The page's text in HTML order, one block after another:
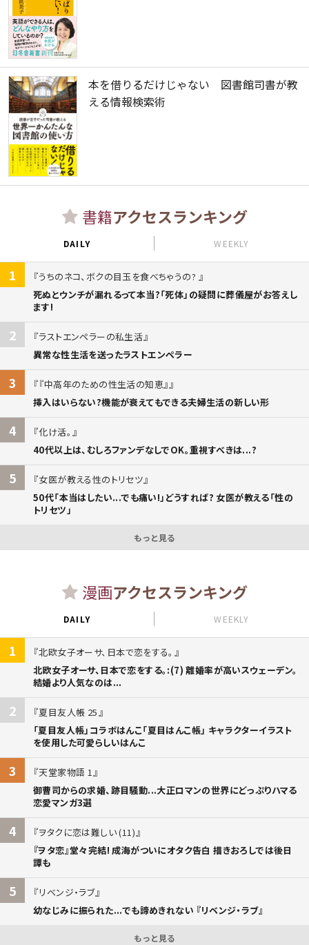
本を借りるだけじゃない 図書館司書が教
える情報検索術
書籍アクセスランキング
DAILY WEEKLY
1
うちのネコ、ボクの目玉を食べちゃうの?
死ぬとウンチが漏れるって本当?「死体」の疑問に葬儀屋がお答えし
ます!
2
ラストエンペラーの私生活
異常な性生活を送ったラストエンペラー
3
『中高年のための性生活の知恵』
挿入はいらない?機能が衰えてもできる夫婦生活の新しい形
4
化け活。
40代以上は、むしろファンデなしでOK。重視すべきは...?
5
女医が教える性のトリセツ
50代「本当はしたい...でも痛い!」どうすれば? 女医が教える「性の
トリセツ」
もっと見る
漫画アクセスランキング
DAILY WEEKLY
1
北欧女子オーサ、日本で恋をする。
北欧女子オーサ、日本で恋をする。:(7) 離婚率が高いスウェーデン。
結婚より人気なのは...
2
夏目友人帳 25
「夏目友人帳」コラボはんこ「夏目はんこ帳」 キャラクターイラスト
を使用した可愛らしいはんこ
3
天堂家物語 1
御曹司からの求婚、跡目騒動...大正ロマンの世界にどっぷりハマる
恋愛マンガ3選
4
ヲタクに恋は難しい (11)
『ヲタ恋』堂々完結! 成海がついにオタク告白 描きおろしでは後日
譚も
5
リベンジ・ラブ
幼なじみに振られた...でも諦めきれない 『リベンジ・ラブ』
もっと見る